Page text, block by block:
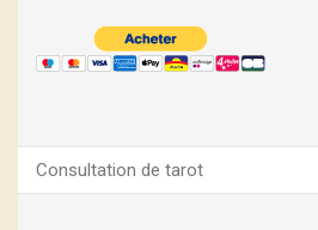
Consultation de tarot